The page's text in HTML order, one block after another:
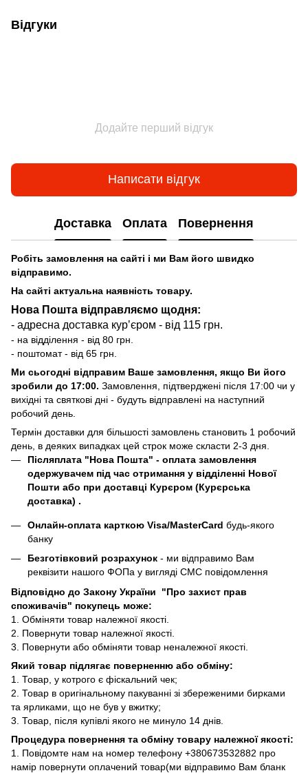
Відгуки
Додайте перший відгук
Написати відгук
Доставка Оплата Повернення
Робіть замовлення на сайті і ми Вам його швидко
відправимо.
На сайті актуальна наявність товару.
Нова Пошта відправляємо щодня:
- адресна доставка курʼєром - від 115 грн.
- на відділення - від 80 грн.
- поштомат - від 65 грн.
Ми сьогодні відправим Ваше замовлення, якщо Ви його
зробили до 17:00. Замовлення, підтверджені після 17:00 чи у
вихідні та святкові дні - будуть відправлені на наступний
робочий день.
Термін доставки для більшості замовлень становить 1 робочий
день, в деяких випадках цей строк може скласти 2-3 дня.
Післяплата "Нова Пошта" - оплата замовлення
одержувачем під час отримання у відділенні Нової
Пошти або при доставці Курєром (Курєрська
доставка) .
Онлайн-оплата карткою Visa/MasterCard будь-якого
банку
Безготівковий розрахунок - ми відправимо Вам
реквізити нашого ФОПа у вигляді СМС повідомлення
Відповідно до Закону України "Про захист прав
споживачів" покупець може:
1. Обміняти товар належної якості.
2. Повернути товар належної якості.
3. Повернути або обміняти товар неналежної якості.
Який товар підлягає поверненню або обміну:
1. Товар, у котрого є фіскальний чек;
2. Товар в оригінальному пакуванні зі збереженими бирками
та ярликами, що не був у вжитку;
3. Товар, після купівлі якого не минуло 14 днів.
Процедура повернення та обміну товару належної якості:
1. Повідомте нам на номер телефону +380673532882 про
намір повернути оплачений товар(ми відправимо Вам бланк